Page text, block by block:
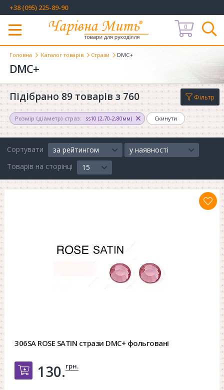
+38 (095) 225-89-90
Меню
0
Головна Каталог товарів Стрази DMC+
DMC+
Підібрано 89 товарів з 760
Розмір (діаметр) страз: ss10 (2,70-2,80мм) Скинути
Сортувати за рейтингом
у наявності
Товарів на сторінці
15
306SA ROSE SATIN стрази DMC+ фольговані
Добавить в корзину
130.грн.
Фільтр